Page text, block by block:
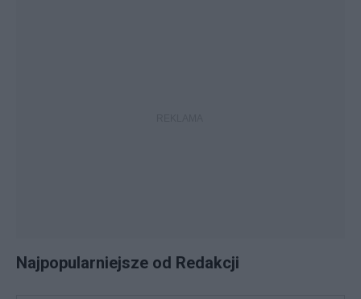
Najpopularniejsze od Redakcji